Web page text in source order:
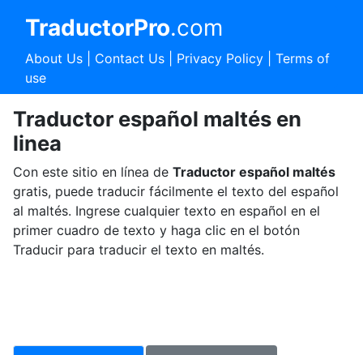
TraductorPro.com
About Us| Contact Us| Privacy Policy| Terms of
use
Traductor español maltés en
linea
Con este sitio en línea de Traductor español maltés
gratis, puede traducir fácilmente el texto del español
al maltés. Ingrese cualquier texto en español en el
primer cuadro de texto y haga clic en el botón
Traducir para traducir el texto en maltés.